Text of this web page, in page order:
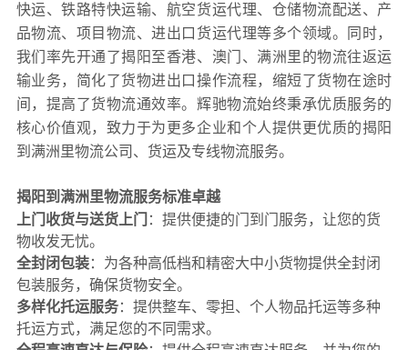
快运、铁路特快运输、航空货运代理、仓储物流配送、产
品物流、项目物流、进出口货运代理等多个领域。同时，
我们率先开通了揭阳至香港、澳门、满洲里的物流往返运
输业务，简化了货物进出口操作流程，缩短了货物在途时
间，提高了货物流通效率。辉驰物流始终秉承优质服务的
核心价值观，致力于为更多企业和个人提供更优质的揭阳
到满洲里物流公司、货运及专线物流服务。
揭阳到满洲里物流服务标准卓越
上门收货与送货上门
：提供便捷的门到门服务，让您的货
物收发无忧。
全封闭包装：为各种高低档和精密大中小货物提供全封闭
包装服务，确保货物安全。
多样化托运服务：提供整车、零担、个人物品托运等多种
托运方式，满足您的不同需求。